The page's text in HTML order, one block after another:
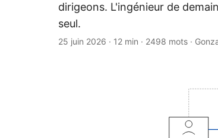
dirigeons. L'ingénieur de
seul.
25 juin 2026 · 12 min · 2498 mots ·